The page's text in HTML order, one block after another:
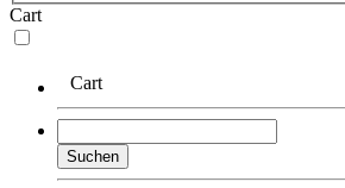
Cart
Cart